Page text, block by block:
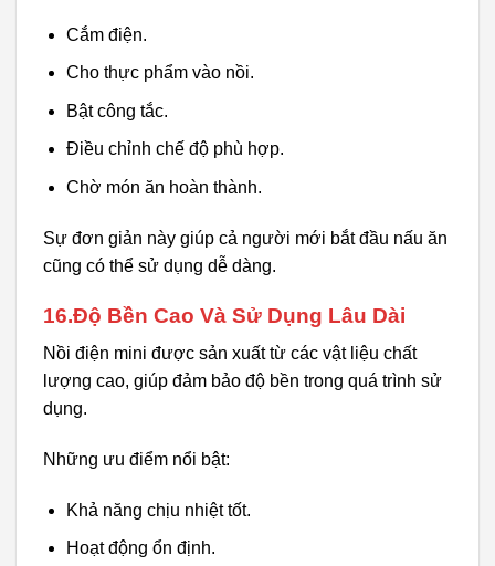
Cắm điện.
Cho thực phẩm vào nồi.
Bật công tắc.
Điều chỉnh chế độ phù hợp.
Chờ món ăn hoàn thành.
Sự đơn giản này giúp cả người mới bắt đầu nấu ăn
cũng có thể sử dụng dễ dàng.
16.Độ Bền Cao Và Sử Dụng Lâu Dài
Nồi điện mini được sản xuất từ các vật liệu chất
lượng cao, giúp đảm bảo độ bền trong quá trình sử
dụng.
Những ưu điểm nổi bật:
Khả năng chịu nhiệt tốt.
Hoạt động ổn định.